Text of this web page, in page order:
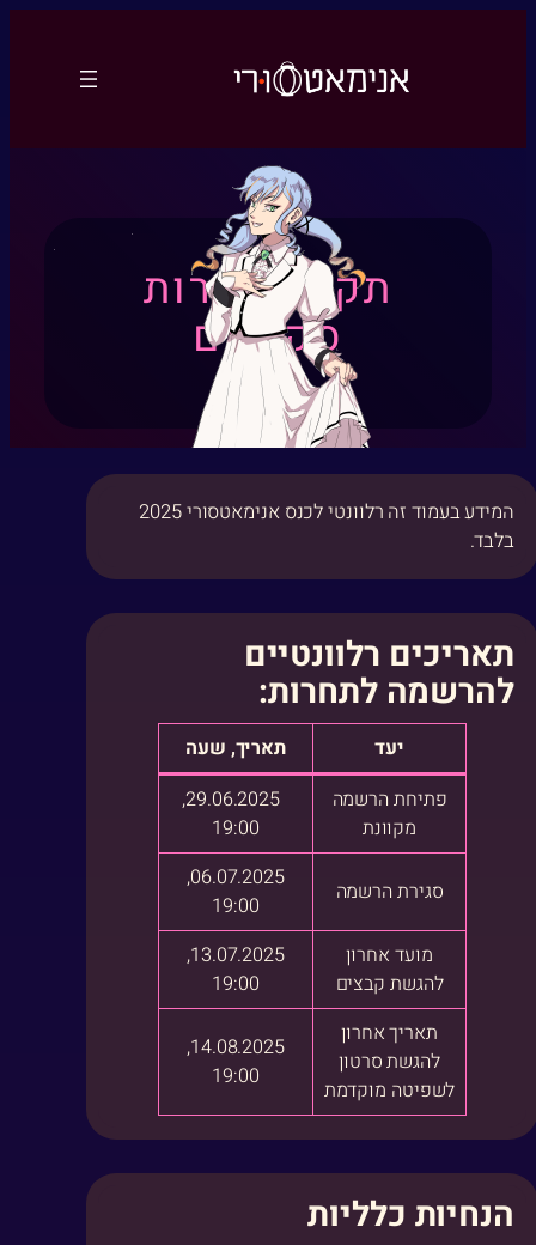
תקנון תחרות
סקיטים
המידע בעמוד זה רלוונטי לכנס אנימאטסורי 2025
בלבד.
תאריכים רלוונטיים
להרשמה לתחרות:
יעד
תאריך, שעה
פתיחת הרשמה
מקוונת
29.06.2025,
19:00
סגירת הרשמה
06.07.2025,
19:00
מועד אחרון
להגשת קבצים
13.07.2025,
19:00
תאריך אחרון
להגשת סרטון
לשפיטה מוקדמת
14.08.2025,
19:00
הנחיות כלליות